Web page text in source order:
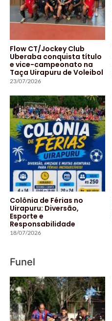
Flow CT/Jockey Club
Uberaba conquista título
e vice-campeonato na
Taça Uirapuru de Voleibol
23/07/2026
Colônia de Férias no
Uirapuru: Diversão,
Esporte e
Responsabilidade
18/07/2026
Funel